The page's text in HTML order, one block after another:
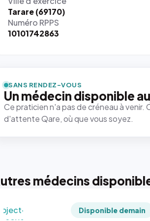
Tarare (69170)
Numéro RPPS
10101742863
SANS RENDEZ-VOUS
Un médecin disponible
Ce praticien n'a pas de créneau à
d'attente Qare, où que vous soyez.
médecins
par
un
1:1
reste
à
est
Disponible demain